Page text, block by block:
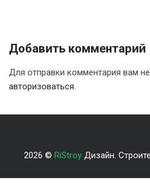
Добавить комментарий
Для отправки комментария вам
авторизоваться
2026 © RiStroyДизайн.